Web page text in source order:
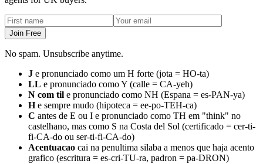
Join Free
No spam. Unsubscribe anytime.
J e pronunciado como um H forte (jota = HO-ta)
LL e pronunciado como Y (calle = CA-yeh)
N com til e pronunciado como NH (Espana = es-PAN-ya)
He sempre mudo (hipoteca = ee-po-TEH-ca)
C antes de E ou I e pronunciado como TH em "think" no
castelhano, mas como S na Costa del Sol (certificado = cer-ti-
fi-CA-do ou ser-ti-fi-CA-do)
Acentuacao cai na penultima silaba a menos que haja acento
grafico (escritura = es-cri-TU-ra, padron = pa-DRON)